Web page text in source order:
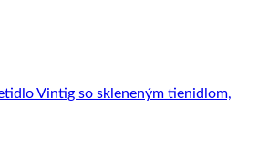
Vintig so skleneným tienidlom,